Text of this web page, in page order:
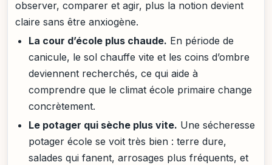
observer, comparer et agir, plus la notion devient
claire sans être anxiogène.
La cour d’école plus chaude. En période de
canicule, le sol chauffe vite et les coins d’ombre
deviennent recherchés, ce qui aide à
comprendre que le climat école primaire change
concrètement.
Le potager qui sèche plus vite. Une sécheresse
potager école se voit très bien : terre dure,
salades qui fanent, arrosages plus fréquents, et